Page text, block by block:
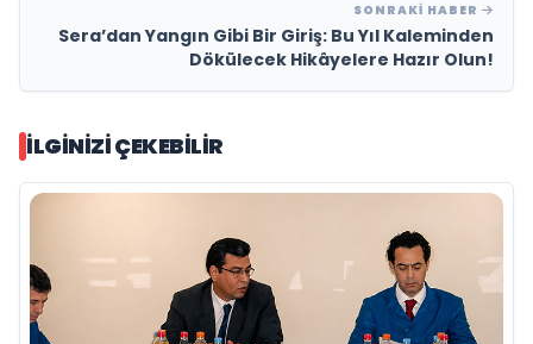
SONRAKI HABER
Sera’dan Yangın Gibi Bir Giriş: Bu Yıl Kaleminden
Dökülecek Hikâyelere Hazır Olun!
İLGINIZI ÇEKEBILIR